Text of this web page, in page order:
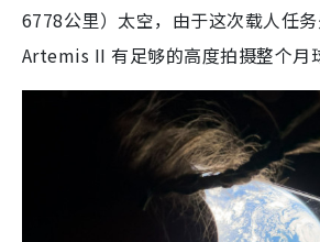
6778公里）太空，由于这次载人任
Artemis II 有足够的高度拍摄整个月